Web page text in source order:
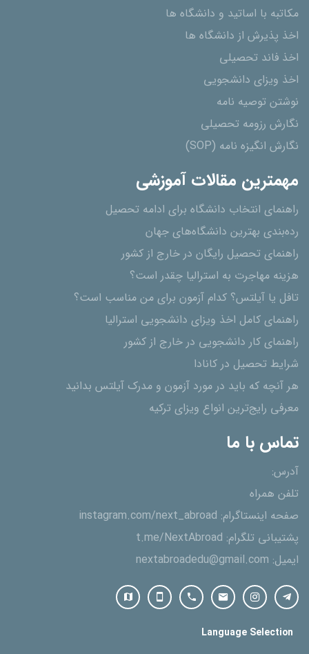
مکاتبه با اساتید و دانشگاه ها
اخذ پذیرش از دانشگاه ھا
اخذ فاند تحصیلی
اخذ ویزای دانشجویی
نوشتن توصیه نامه
نگارش رزومه تحصیلی
نگارش انگیزه نامه (SOP)
مهمترین مقالات آموزشی
راهنمای انتخاب دانشگاه برای ادامه تحصیل
رده‌بندی بهترین دانشگاه‌های جهان
راهنمای تحصیل رایگان در خارج از کشور
هزینه مهاجرت به استرالیا چقدر است؟
تافل یا آیلتس؟ کدام آزمون برای من مناسب است؟
راهنمای کامل اخذ ویزای دانشجویی استرالیا
راهنمای کار دانشجویی در خارج از کشور
شرایط تحصیل در کانادا
هر آنچه که باید در مورد آزمون و مدرک آیلتس بدانید
معرفی رایج‌ترین انواع ویزای ترکیه
تماس با ما
آدرس:
تلفن همراه
صفحه اینستاگرام: instagram.com/next_abroad
پشتیبانی تلگرام: t.me/NextAbroad
ایمیل: nextabroadedu@gmail.com
Language Selection